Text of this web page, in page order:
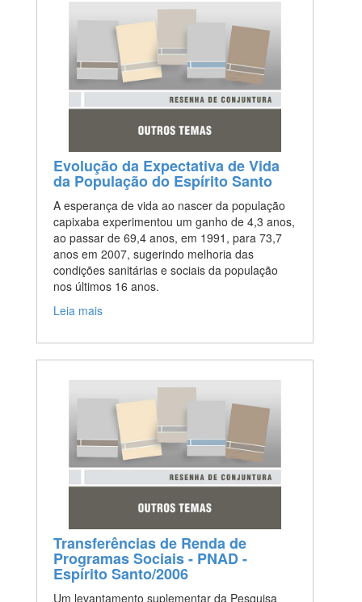
Evolução da Expectativa de Vida
da População do Espírito Santo
A esperança de vida ao nascer da população
capixaba experimentou um ganho de 4,3 anos,
ao passar de 69,4 anos, em 1991, para 73,7
anos em 2007, sugerindo melhoria das
condições sanitárias e sociais da população
nos últimos 16 anos.
Leia mais
Transferências de Renda de
Programas Sociais - PNAD -
Espírito Santo/2006
Um levantamento suplementar da Pesquisa